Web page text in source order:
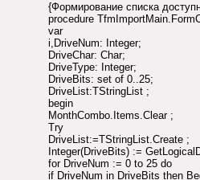
{Формирование списка
procedure
var
i,DriveNum: Integer;
DriveChar: Char;
DriveType: Integer;
DriveBits: set of 0..25;
DriveList:TStringList ;
begin
MonthCombo.Items.Clear ;
Try
DriveList:=TStringList.Create ;
Integer(DriveBits) :=
for DriveNum := 0 to 25 do
if DriveNum in DriveBits then